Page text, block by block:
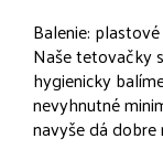
Balenie:
Naše tetovačky
hygienicky
nevyhnutné
navyše dá